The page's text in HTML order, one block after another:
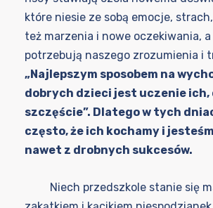
które niesie ze sobą emocje,
też marzenia i nowe oczekiwania,
potrzebują naszego zrozumienia i
„Najlepszym sposobem na
dobrych dzieci jest uczenie ich,
szczęście”. Dlatego w tych
często, że ich kochamy i
nawet z drobnych sukcesów.
Niech przedszkole stanie się